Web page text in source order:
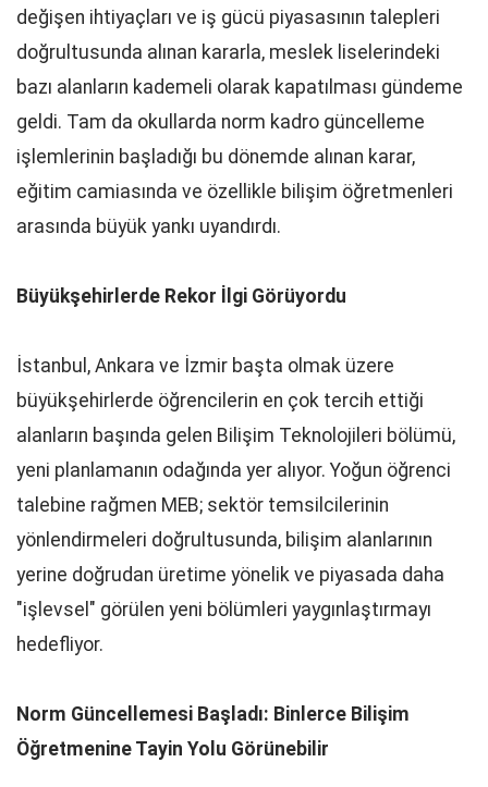
değişen ihtiyaçları ve iş gücü piyasasının talepleri
doğrultusunda alınan kararla, meslek liselerindeki
bazı alanların kademeli olarak kapatılması gündeme
geldi. Tam da okullarda norm kadro güncelleme
işlemlerinin başladığı bu dönemde alınan karar,
eğitim camiasında ve özellikle bilişim öğretmenleri
arasında büyük yankı uyandırdı.
Büyükşehirlerde Rekor İlgi Görüyordu
İstanbul, Ankara ve İzmir başta olmak üzere
büyükşehirlerde öğrencilerin en çok tercih ettiği
alanların başında gelen Bilişim Teknolojileri bölümü,
yeni planlamanın odağında yer alıyor. Yoğun öğrenci
talebine rağmen MEB; sektör temsilcilerinin
yönlendirmeleri doğrultusunda, bilişim alanlarının
yerine doğrudan üretime yönelik ve piyasada daha
"işlevsel" görülen yeni bölümleri yaygınlaştırmayı
hedefliyor.
Norm Güncellemesi Başladı: Binlerce Bilişim
Öğretmenine Tayin Yolu Görünebilir